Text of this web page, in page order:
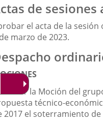
de
el acta de la
marzo de 2023.
la Moción del
técnico-
2017 el soterramiento de